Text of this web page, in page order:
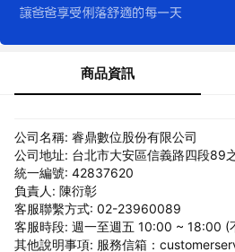
商品資訊
公司名稱: 睿鼎數位股份有限公司
公司地址: 台北市大安區信義路四段89
統一編號: 42837620
負責人: 陳衍彰
客服聯繫方式: 02-23960089
客服時段: 週一至週五 10:00 ~ 18:00 (
其他說明事項: 服務信箱：